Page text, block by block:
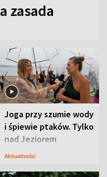
zasada
Joga przy szumie wody
i śpiewie ptaków. Tylko
nad Jeziorem
Tarnobrzeskim
Aktualności